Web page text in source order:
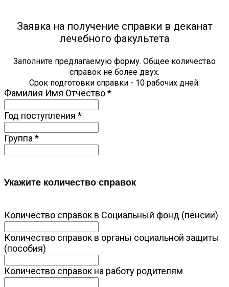
Заявка на получение справки в деканат
лечебного факультета
Заполните предлагаемую форму. Общее количество
справок не более двух.
Срок подготовки справки - 10 рабочих дней.
Фамилия Имя Отчество*
Год поступления *
Группа *
Укажите количество справок
Количество справок в Социальный фонд (пенсии)
Количество справок в органы социальной защиты
(пособия)
Количество справок на работу родителям